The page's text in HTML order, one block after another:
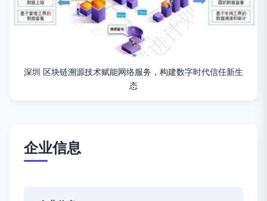
深圳 区块链溯源技术赋能网络服务，构建数字时代信任新生
态
企业信息